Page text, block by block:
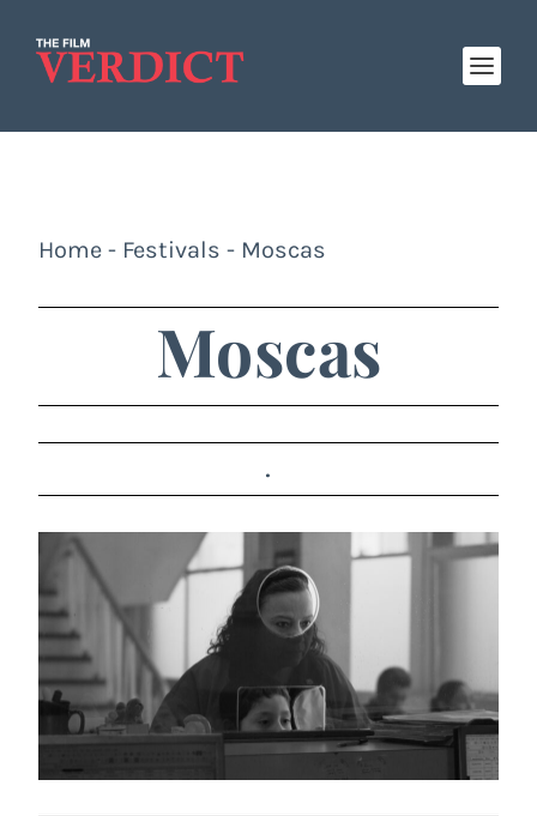
Home - Festivals - Moscas
Moscas
.